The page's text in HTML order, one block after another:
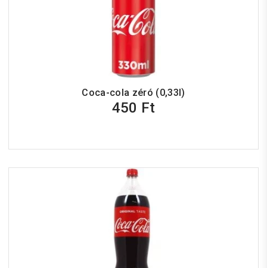
Coca-cola zéró (0,33l)
450 Ft